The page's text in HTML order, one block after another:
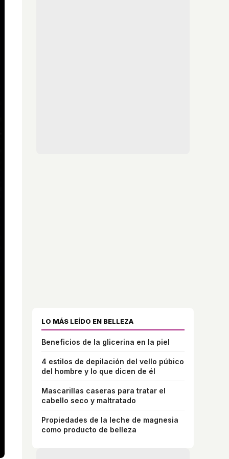
LO MÁS LEÍDO EN BELLEZA
Beneficios de la glicerina en la piel
4 estilos de depilación del vello púbico
del hombre y lo que dicen de él
Mascarillas caseras para tratar el
cabello seco y maltratado
Propiedades de la leche de magnesia
como producto de belleza